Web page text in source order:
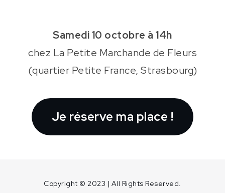
Samedi 10 octobre à 14h
chez La Petite Marchande de Fleurs
(quartier Petite France, Strasbourg)
Je réserve ma place !
Copyright © 2023 | All Rights Reserved.